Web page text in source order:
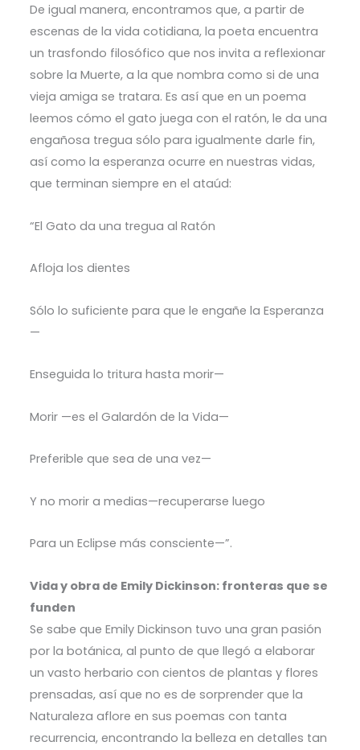
De igual manera, encontramos que, a partir de
escenas de la vida cotidiana, la poeta encuentra
un trasfondo filosófico que nos invita a reflexionar
sobre la Muerte, a la que nombra como si de una
vieja amiga se tratara. Es así que en un poema
leemos cómo el gato juega con el ratón, le da una
engañosa tregua sólo para igualmente darle fin,
así como la esperanza ocurre en nuestras vidas,
que terminan siempre en el ataúd:
“El Gato da una tregua al Ratón
Afloja los dientes
Sólo lo suficiente para que le engañe la Esperanza
—
Enseguida lo tritura hasta morir—
Morir —es el Galardón de la Vida—
Preferible que sea de una vez—
Y no morir a medias—recuperarse luego
Para un Eclipse más consciente—”.
Vida y obra de Emily Dickinson: fronteras que se
funden
Se sabe que Emily Dickinson tuvo una gran pasión
por la botánica, al punto de que llegó a elaborar
un vasto herbario con cientos de plantas y flores
prensadas, así que no es de sorprender que la
Naturaleza aflore en sus poemas con tanta
recurrencia, encontrando la belleza en detalles tan